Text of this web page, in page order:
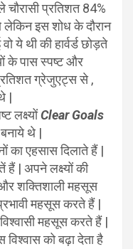
चौरासी प्रतिशत 84%
लेकिन इस शोध के दौरान
थी की हार्वर्ड छोड़ते
के पास स्पष्ट और
ग्रेजुएट्स से ,
|
लक्ष्योंClear Goals
थे |
का एहसास दिलाते हैं |
हैं | अपने लक्ष्यों की
शक्तिशाली महसूस
महसूस करते हैं |
महसूस करते हैं |
को बढ़ा देता है